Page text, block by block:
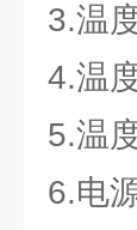
3.温
4.温
5.温
6.电